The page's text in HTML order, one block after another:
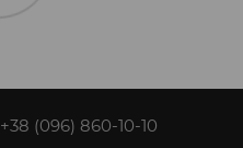
+38 (096) 860-10-10